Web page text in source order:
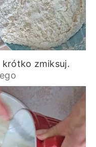
zmiksuj.